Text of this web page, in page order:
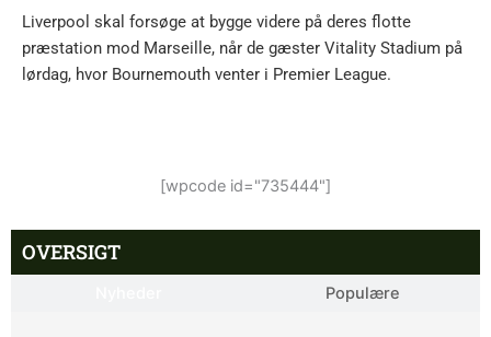
Liverpool skal forsøge at bygge videre på deres flotte
præstation mod Marseille, når de gæster Vitality Stadium på
lørdag, hvor Bournemouth venter i Premier League.
[wpcode id="735444"]
OVERSIGT
Populære